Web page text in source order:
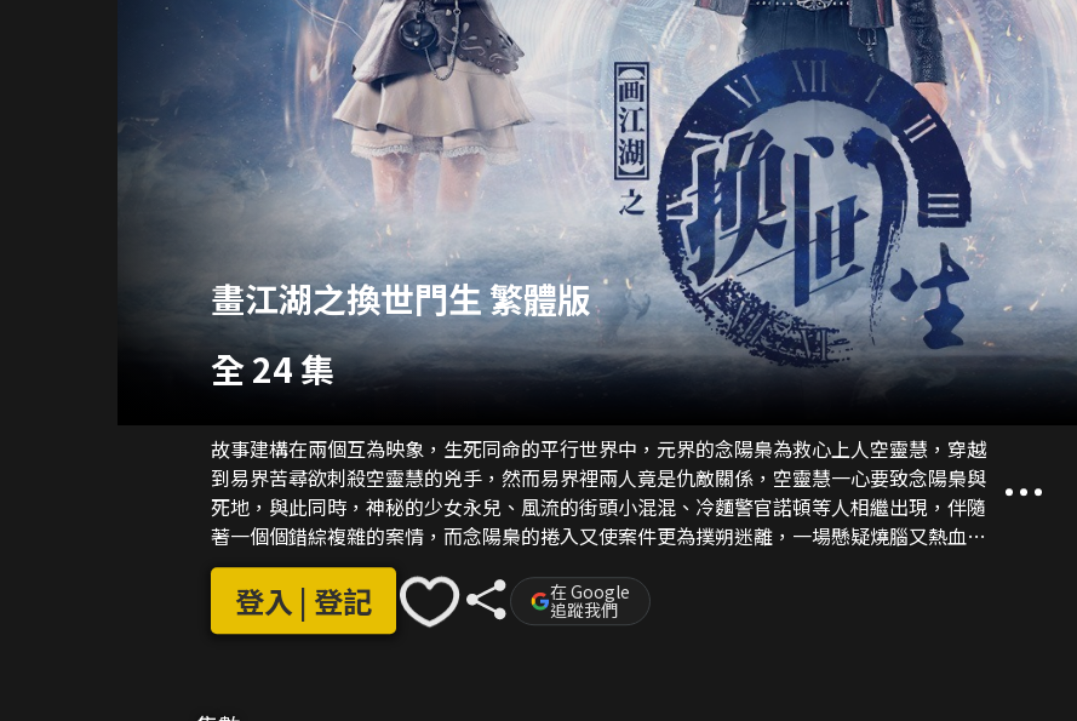
畫江湖之換世門生 繁體版
全 24 集
故事建構在兩個互為映象，生死同命的平行世界中，元界的念陽梟為救心上人空靈慧，穿越
到易界苦尋欲刺殺空靈慧的兇手，然而易界裡兩人竟是仇敵關係，空靈慧一心要致念陽梟與
死地，與此同時，神秘的少女永兒、風流的街頭小混混、冷麵警官諾頓等人相繼出現，伴隨
著一個個錯綜複雜的案情，而念陽梟的捲入又使案件更為撲朔迷離，一場懸疑燒腦又熱血奇
幻的異時空冒險就在《畫江湖之換世門生》展開。
登入 | 登記 在 Google
追蹤我們